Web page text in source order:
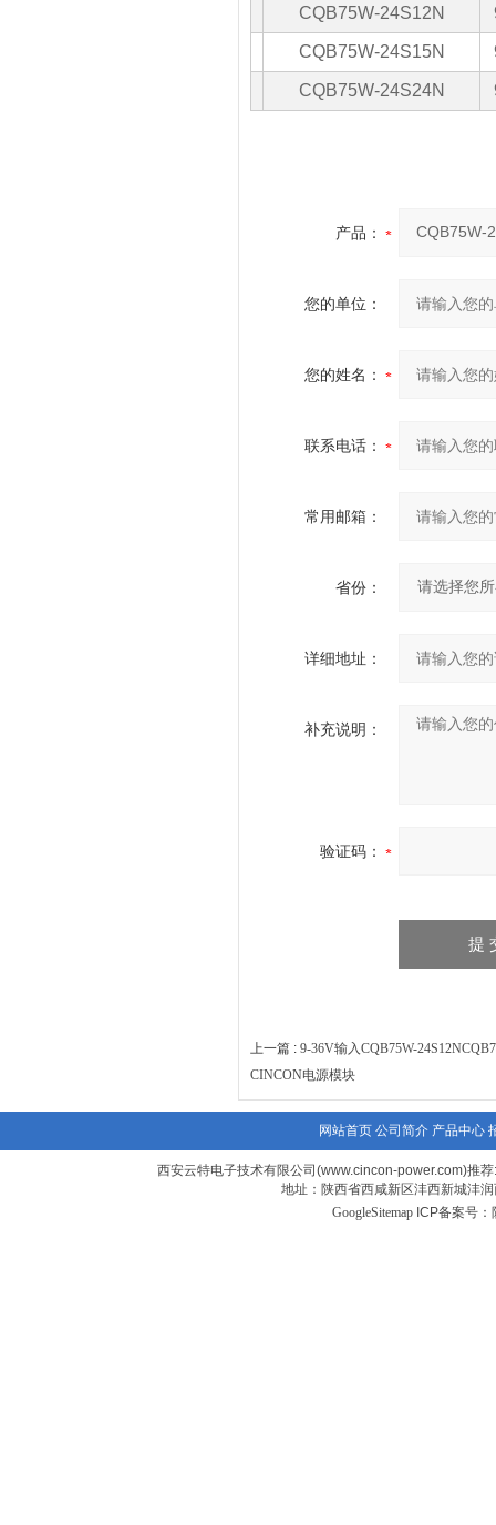
CQB75W-24S12N
CQB75W-24S15N
CQB75W-24S24N
产品：
您的单位：
您的姓名：
联系电话：
常用邮箱：
省份：
详细地址：
补充说明：
验证码：
上一篇 : 9-36V输入CQB75W-
CINCON电源模块
网站首页 公司简介 产品中心
西安云特电子技术有限公司(www.cincon-power.com)推
地址：陕西省西咸新区沣西新城沣
GoogleSitemap ICP备案号：